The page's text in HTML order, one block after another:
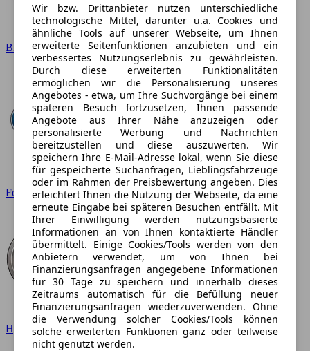
BMW
Ford
Hyundai
Wir bzw. Drittanbieter nutzen unterschiedliche
technologische Mittel, darunter u.a. Cookies und
ähnliche Tools auf unserer Webseite, um Ihnen
erweiterte Seitenfunktionen anzubieten und ein
verbessertes Nutzungserlebnis zu gewährleisten.
Durch diese erweiterten Funktionalitäten
ermöglichen wir die Personalisierung unseres
Angebotes - etwa, um Ihre Suchvorgänge bei einem
späteren Besuch fortzusetzen, Ihnen passende
Angebote aus Ihrer Nähe anzuzeigen oder
personalisierte Werbung und Nachrichten
bereitzustellen und diese auszuwerten. Wir
speichern Ihre E-Mail-Adresse lokal, wenn Sie diese
für gespeicherte Suchanfragen, Lieblingsfahrzeuge
oder im Rahmen der Preisbewertung angeben. Dies
erleichtert Ihnen die Nutzung der Webseite, da eine
erneute Eingabe bei späteren Besuchen entfällt. Mit
Ihrer Einwilligung werden nutzungsbasierte
Informationen an von Ihnen kontaktierte Händler
übermittelt. Einige Cookies/Tools werden von den
Anbietern verwendet, um von Ihnen bei
Finanzierungsanfragen angegebene Informationen
für 30 Tage zu speichern und innerhalb dieses
Zeitraums automatisch für die Befüllung neuer
Finanzierungsanfragen wiederzuverwenden. Ohne
die Verwendung solcher Cookies/Tools können
solche erweiterten Funktionen ganz oder teilweise
nicht genutzt werden.